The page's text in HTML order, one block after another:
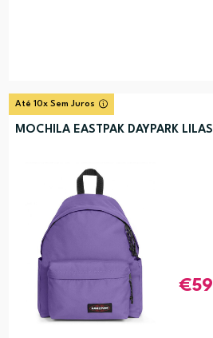
Até 10x Sem Juros
MOCHILA EASTPAK DAYPARK LILAS
59